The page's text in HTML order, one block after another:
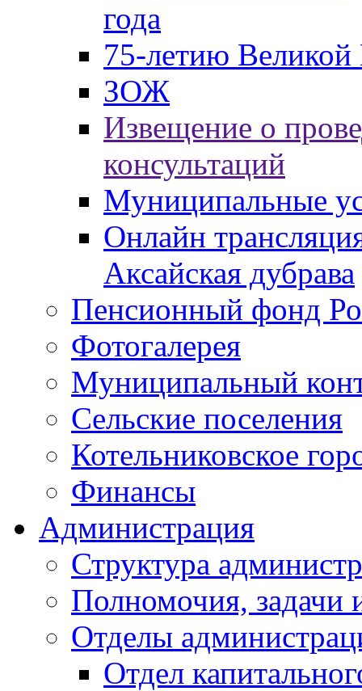
года
75-летию
ЗОЖ
Извещение о
консультаций
Муниципальные
Онлайн
Аксайская дубрава
Пенсионный фонд
Фотогалерея
Муниципальный
Сельские поселения
Котельниковское
Финансы
Администрация
Структура
Полномочия, задачи
Отделы
Отдел